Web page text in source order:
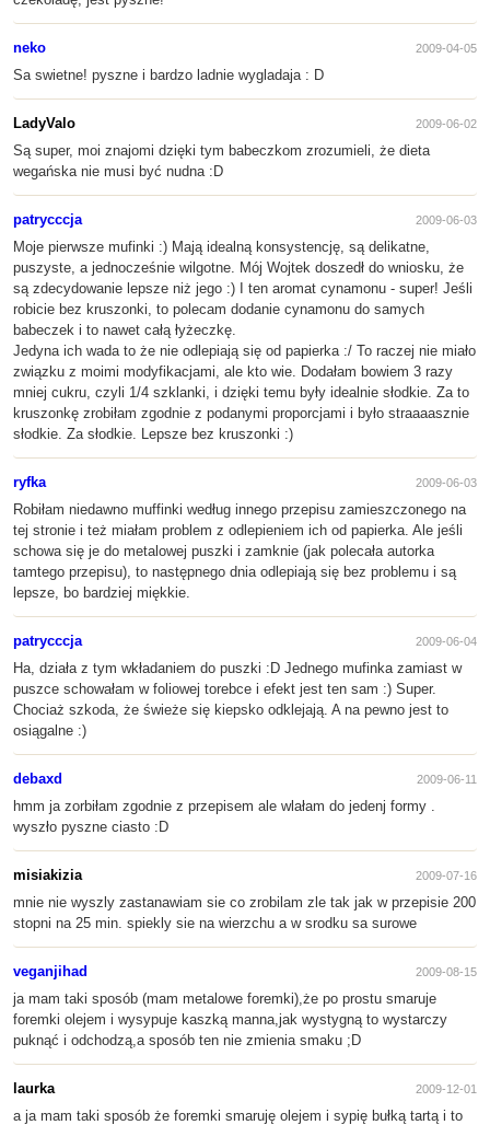
neko 2009-04-05
Sa swietne! pyszne i bardzo ladnie wygladaja : D
LadyValo 2009-06-02
Są super, moi znajomi dzięki tym babeczkom zrozumieli, że dieta
wegańska nie musi być nudna :D
patrycccja 2009-06-03
Moje pierwsze mufinki :) Mają idealną konsystencję, są delikatne,
puszyste, a jednocześnie wilgotne. Mój Wojtek doszedł do wniosku, że
są zdecydowanie lepsze niż jego :) I ten aromat cynamonu - super! Jeśli
robicie bez kruszonki, to polecam dodanie cynamonu do samych
babeczek i to nawet całą łyżeczkę.
Jedyna ich wada to że nie odlepiają się od papierka :/ To raczej nie miało
związku z moimi modyfikacjami, ale kto wie. Dodałam bowiem 3 razy
mniej cukru, czyli 1/4 szklanki, i dzięki temu były idealnie słodkie. Za to
kruszonkę zrobiłam zgodnie z podanymi proporcjami i było straaaasznie
słodkie. Za słodkie. Lepsze bez kruszonki :)
ryfka 2009-06-03
Robiłam niedawno muffinki według innego przepisu zamieszczonego na
tej stronie i też miałam problem z odlepieniem ich od papierka. Ale jeśli
schowa się je do metalowej puszki i zamknie (jak polecała autorka
tamtego przepisu), to następnego dnia odlepiają się bez problemu i są
lepsze, bo bardziej miękkie.
patrycccja 2009-06-04
Ha, działa z tym wkładaniem do puszki :D Jednego mufinka zamiast w
puszce schowałam w foliowej torebce i efekt jest ten sam :) Super.
Chociaż szkoda, że świeże się kiepsko odklejają. A na pewno jest to
osiągalne :)
debaxd 2009-06-11
hmm ja zorbiłam zgodnie z przepisem ale wlałam do jedenj formy .
wyszło pyszne ciasto :D
misiakizia 2009-07-16
mnie nie wyszly zastanawiam sie co zrobilam zle tak jak w przepisie 200
stopni na 25 min. spiekly sie na wierzchu a w srodku sa surowe
veganjihad 2009-08-15
ja mam taki sposób (mam metalowe foremki),że po prostu smaruje
foremki olejem i wysypuje kaszką manna,jak wystygną to wystarczy
puknąć i odchodzą,a sposób ten nie zmienia smaku ;D
laurka 2009-12-01
a ja mam taki sposób że foremki smaruję olejem i sypię bułką tartą i to